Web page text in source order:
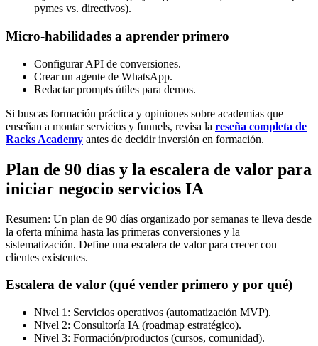
pymes vs. directivos).
Micro-habilidades a aprender primero
Configurar API de conversiones.
Crear un agente de WhatsApp.
Redactar prompts útiles para demos.
Si buscas formación práctica y opiniones sobre academias que
enseñan a montar servicios y funnels, revisa la reseña completa de
Racks Academy antes de decidir inversión en formación.
Plan de 90 días y la escalera de valor para
iniciar negocio servicios IA
Resumen: Un plan de 90 días organizado por semanas te lleva desde
la oferta mínima hasta las primeras conversiones y la
sistematización. Define una escalera de valor para crecer con
clientes existentes.
Escalera de valor (qué vender primero y por qué)
Nivel 1: Servicios operativos (automatización MVP).
Nivel 2: Consultoría IA (roadmap estratégico).
Nivel 3: Formación/productos (cursos, comunidad).